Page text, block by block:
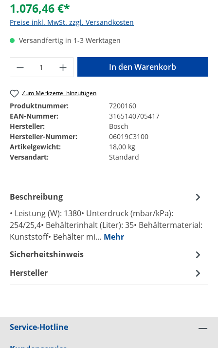
1.076,46 €*
Preise inkl. MwSt. zzgl. Versandkosten
Versandfertig in 1-3 Werktagen
Produkt Anzahl: Gib den gewünschten
In den Warenkorb
Zum Merkzettel hinzufügen
Produktnummer:
7200160
EAN-Nummer:
3165140705417
Hersteller:
Bosch
Hersteller-Nummer:
06019C3100
Artikelgewicht:
18,00 kg
Versandart:
Standard
Beschreibung
• Leistung (W): 1380• Unterdruck (mbar/kPa):
254/25,4• Behälterinhalt (Liter): 35• Behältermaterial:
Kunststoff• Behälter mi… Mehr
Sicherheitshinweis
Hersteller
Service-Hotline